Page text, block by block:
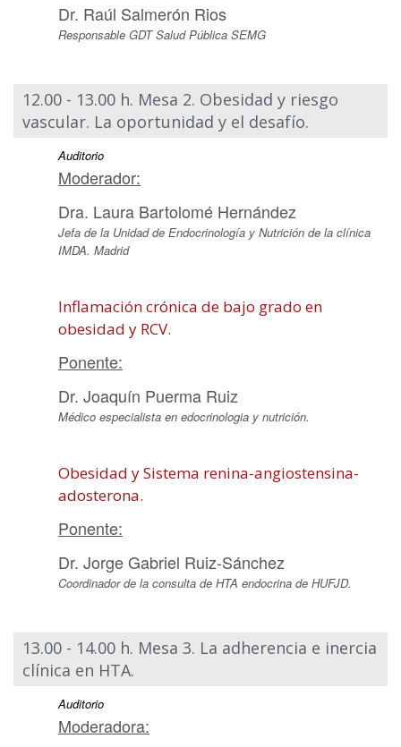
Dr. Raúl Salmerón Rios
Responsable GDT Salud Pública SEMG
12.00 - 13.00 h. Mesa 2. Obesidad y riesgo
vascular. La oportunidad y el desafío.
Auditorio
Moderador:
Dra. Laura Bartolomé Hernández
Jefa de la Unidad de Endocrinología y Nutrición de la clínica
IMDA. Madrid
Inflamación crónica de bajo grado en
obesidad y RCV.
Ponente:
Dr. Joaquín Puerma Ruiz
Médico especialista en edocrinologia y nutrición.
Obesidad y Sistema renina-angiostensina-
adosterona.
Ponente:
Dr. Jorge Gabriel Ruiz-Sánchez
Coordinador de la consulta de HTA endocrina de HUFJD.
13.00 - 14.00 h. Mesa 3. La adherencia e inercia
clínica en HTA.
Auditorio
Moderadora: